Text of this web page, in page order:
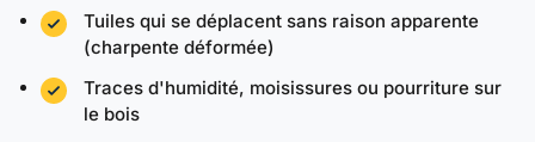
Tuiles qui se déplacent sans raison apparente
(charpente déformée)
Traces d'humidité, moisissures ou pourriture sur
le bois